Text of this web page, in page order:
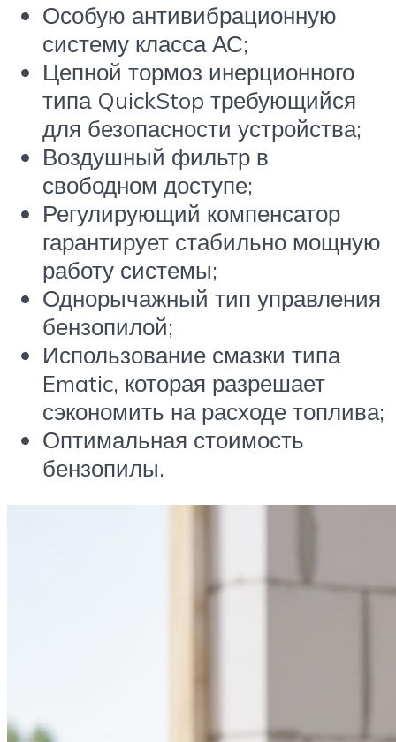
Особую антивибрационную
систему класса АС;
Цепной тормоз инерционного
типа QuickStop требующийся
для безопасности устройства;
Воздушный фильтр в
свободном доступе;
Регулирующий компенсатор
гарантирует стабильно мощную
работу системы;
Однорычажный тип управления
бензопилой;
Использование смазки типа
Ematic, которая разрешает
сэкономить на расходе топлива;
Оптимальная стоимость
бензопилы.